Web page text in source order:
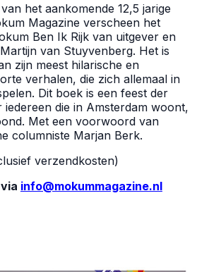
het aankomende 12,5 jarige
Magazine verscheen het
Ben Ik Rijk van uitgever en
van Stuyvenberg. Het is
zijn meest hilarische en
verhalen, die zich allemaal in
Dit boek is een feest der
die in Amsterdam woont,
Met een voorwoord van
columniste Marjan Berk.
verzendkosten)
info@mokummagazine.nl